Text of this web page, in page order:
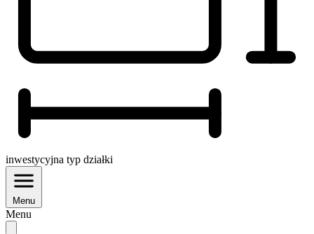
inwestycyjna typ działki
Menu
Menu